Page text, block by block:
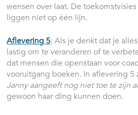
wensen over laat. De
liggen niet op één lijn.
Aflevering 5: Als je denkt dat je
lastig om te veranderen of te
dat mensen die openstaan voor
vooruitgang boeken. In aflevering 5
Janny aangeeft nog niet toe te zijn
gewoon haar ding kunnen doen.